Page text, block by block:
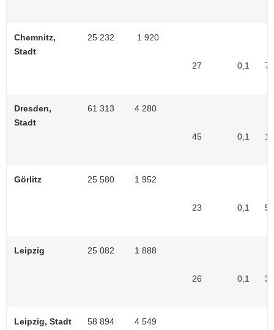
Chemnitz,
Stadt
25 232 1 920
27 0,1 7
Dresden,
Stadt
61 313 4 280
45 0,1 11
Görlitz 25 580 1 952
23 0,1 5
Leipzig 25 082 1 888
26 0,1 3
Leipzig, Stadt 58 894 4 549